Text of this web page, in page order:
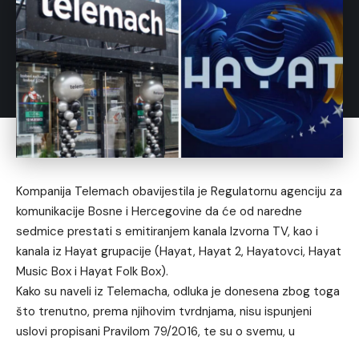
Kompanija Telemach obavijestila je Regulatornu agenciju za
komunikacije Bosne i Hercegovine da će od naredne
sedmice prestati s emitiranjem kanala Izvorna TV, kao i
kanala iz Hayat grupacije (Hayat, Hayat 2, Hayatovci, Hayat
Music Box i Hayat Folk Box).
Kako su naveli iz Telemacha, odluka je donesena zbog toga
što trenutno, prema njihovim tvrdnjama, nisu ispunjeni
uslovi propisani Pravilom 79/2016, te su o svemu, u